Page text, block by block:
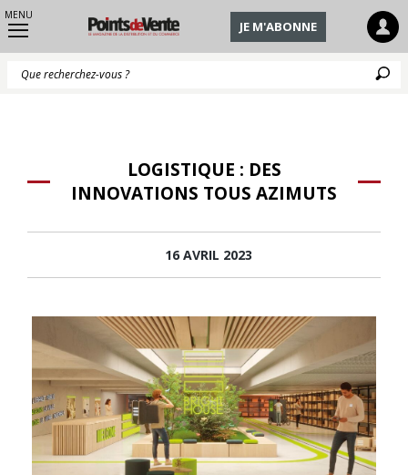
MENU
JE M'ABONNE
LOGISTIQUE : DES
INNOVATIONS TOUS AZIMUTS
16 AVRIL 2023